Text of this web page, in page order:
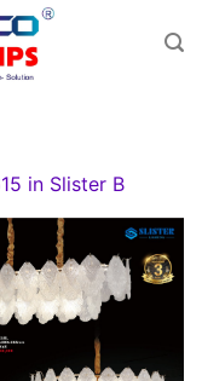
in Slister B